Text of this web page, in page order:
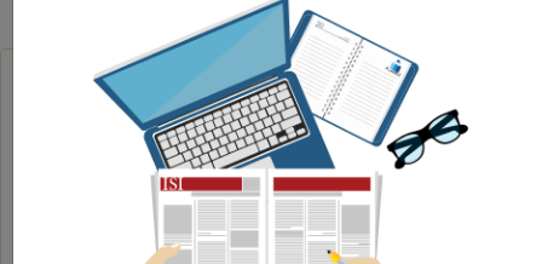
معادل انگلیسی آزمایش خردشدگی
مهندسی عمران
آزمایش خردشدگی